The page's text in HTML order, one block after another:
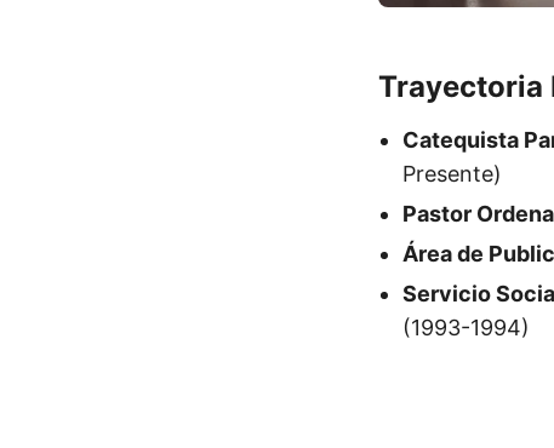
Trayectoria
Catequista
Presente)
Pastor
Área de
Servicio
(1993-1994)